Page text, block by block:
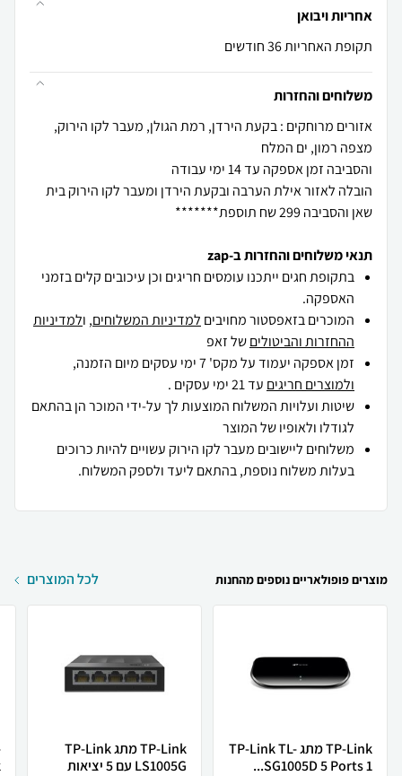
אחריות ויבואן
תקופת האחריות 36 חודשים
משלוחים והחזרות
אזורים מרוחקים : בקעת הירדן, רמת הגולן, מעבר לקו הירוק,
הובלה לאזור אילת הערבה ובקעת הירדן ומעבר לקו הירוק בית
שאן והסביבה 299 שח תוספת*******
תנאי משלוחים והחזרות ב-zap
בתקופת חגים ייתכנו עומסים חריגים וכן עיכובים קלים בזמני
האספקה.
המוכרים בזאפסטור מחויבים למדיניות המשלוחים, ולמדיניות
ההחזרות והביטוליםשל זאפ
זמן אספקה יעמוד על מקס' 7 ימי עסקים מיום הזמנה,
ולמוצרים חריגים עד 21 ימי עסקים .
שיטות ועלויות המשלוח המוצעות לך על-ידי המוכר הן בהתאם
לגודלו ולאופיו של המוצר
משלוחים ליישובים מעבר לקו הירוק עשויים להיות כרוכים
בעלות משלוח נוספת, בהתאם ליעד ולספק המשלוח.
מוצרים פופולאריים נוספים מהחנות לכל המוצרים
TP-Link מתג TP-Link TL-
SG1005D 5 Ports 1...
TP-Link מתג TP-Link
LS1005G עם 5 יציאות